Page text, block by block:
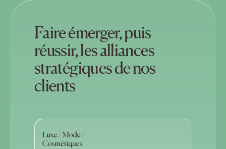
Faire émerger, puis
réussir, les alliances
stratégiques de nos
clients